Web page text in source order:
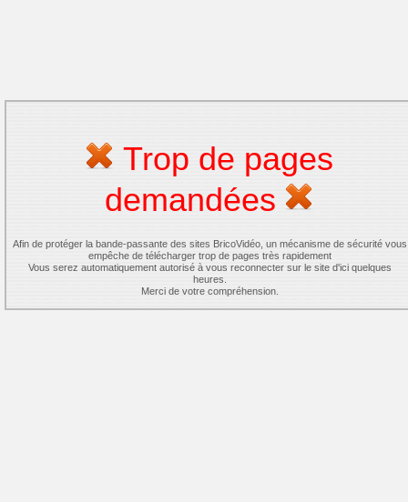
Trop de pages
demandées
Afin de protéger la bande-passante des sites BricoVidéo, un mécanisme de sécurité vous
empêche de télécharger trop de pages très rapidement
Vous serez automatiquement autorisé à vous reconnecter sur le site d'ici quelques
heures.
Merci de votre compréhension.